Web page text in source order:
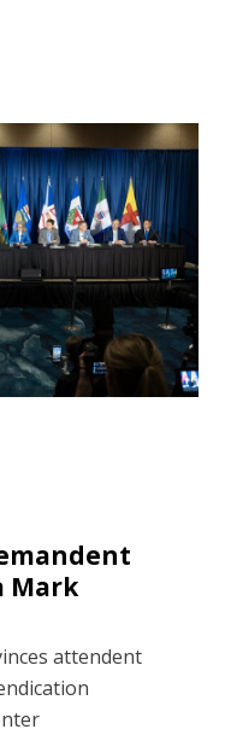
Mark
attendent